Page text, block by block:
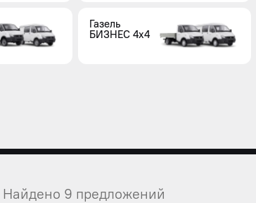
Газель
БИЗНЕС 4x4
Найдено 9 предложений